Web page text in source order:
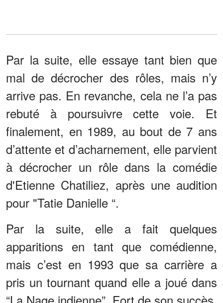
Par la suite, elle essaye tant bien que
mal de décrocher des rôles, mais n’y
arrive pas. En revanche, cela ne l’a pas
rebuté à poursuivre cette voie. Et
finalement, en 1989, au bout de 7 ans
d’attente et d’acharnement, elle parvient
à décrocher un rôle dans la comédie
d'Etienne Chatiliez, après une audition
pour "Tatie Danielle “.
Par la suite, elle a fait quelques
apparitions en tant que comédienne,
mais c’est en 1993 que sa carrière a
pris un tournant quand elle a joué dans